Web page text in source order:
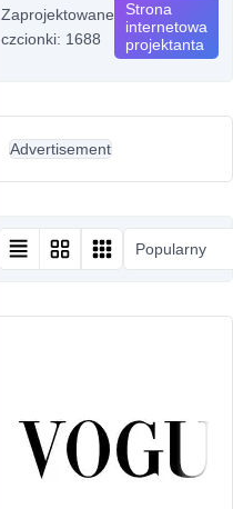
Zaprojektowane
czcionki: 1688
Strona
internetowa
projektanta
Advertisement
Popularny